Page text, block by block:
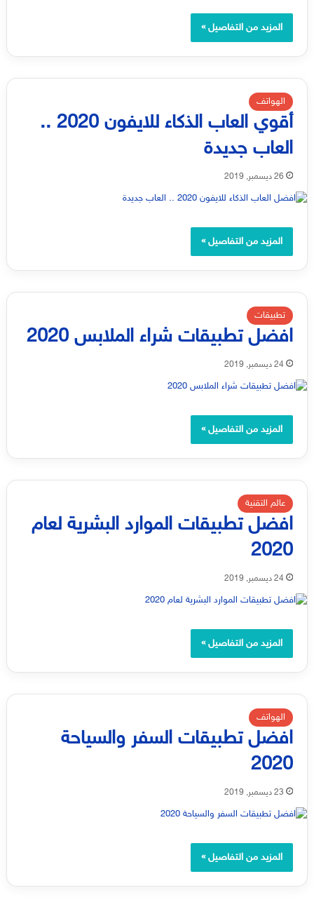
المزيد من التفاصيل »
الهواتف
أقوي العاب الذكاء للايفون 2020 ..
العاب جديدة
26 ديسمبر, 2019
المزيد من التفاصيل »
تطبيقات
افضل تطبيقات شراء الملابس 2020
24 ديسمبر, 2019
المزيد من التفاصيل »
عالم التقنية
افضل تطبيقات الموارد البشرية لعام
2020
24 ديسمبر, 2019
المزيد من التفاصيل »
الهواتف
افضل تطبيقات السفر والسياحة
2020
23 ديسمبر, 2019
المزيد من التفاصيل »